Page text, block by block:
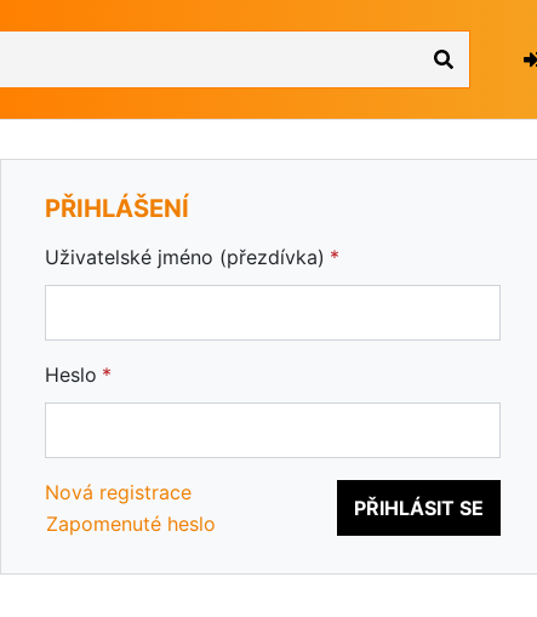
Vyhledávání
PŘIHLÁŠENÍ
Uživatelské jméno (přezdívka)
Heslo
Nová registrace
Zapomenuté heslo
PŘIHLÁSIT SE